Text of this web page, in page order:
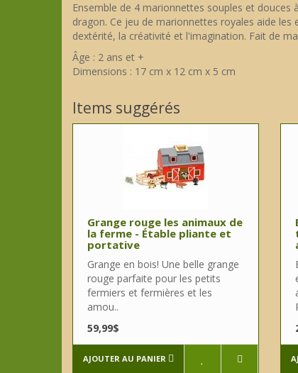
Ensemble de 4 marionnettes souples et douces
dragon. Ce jeu de marionnettes royales aide
dextérité, la créativité et l'imagination. Fait de
Âge : 2 ans et +
Dimensions : 17 cm x 12 cm x 5 cm
Items suggérés
Grange rouge les animaux de
la ferme - Étable pliante et
portative
Grange en bois! Une belle grange
rouge parfaite pour les petits
fermiers et fermières et les
amou..
59,99$
AJOUTER AU PANIER